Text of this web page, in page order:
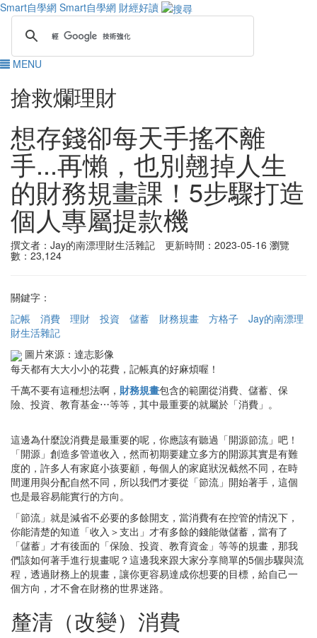
Smart自學網 Smart自學網 財經好讀
MENU
搶救爛理財
想存錢卻每天手搖不離
手...再懶，也別翹掉人生
的財務規畫課！5步驟打造
個人專屬提款機
撰文者：Jay的南漂理財生活雜記 更新時間：2023-05-16 瀏覽
數：23,124
關鍵字：
記帳
消費 理財 投資 儲蓄 財務規畫 方格子
Jay的南漂理
財生活雜記
圖片來源：達志影像
每天都有大大小小的花費，記帳真的好麻煩喔！
千萬不要有這種想法啊， 財務規畫包含的範圍從消費、儲蓄、保
險、投資、教育基金⋯等等，其中最重要的就屬於「消費」。
這邊為什麼說消費是最重要的呢，你應該有聽過「開源節流」吧！
「開源」創造多管道收入，然而初期要建立多方的開源其實是有難
度的，許多人有家庭小孩要顧，每個人的家庭狀況截然不同，在時
間運用與分配自然不同，所以我們才要從「節流」開始著手，這個
也是最容易能實行的方向。
「節流」就是減省不必要的多餘開支，當消費有在控管的情況下，
你能清楚的知道「收入＞支出」才有多餘的錢能做儲蓄，當有了
「儲蓄」才有後面的「保險、投資、教育資金」等等的規畫，那我
們該如何著手進行規畫呢？這邊我來跟大家分享簡單的5個步驟與流
程，透過財務上的規畫，讓你更容易達成你想要的目標，給自己一
個方向，才不會在財務的世界迷路。
釐清（改變）消費